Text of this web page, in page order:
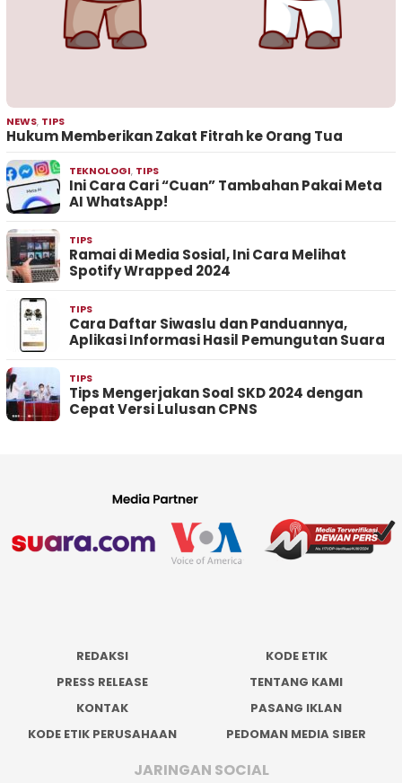
NEWS, TIPS
Hukum Memberikan Zakat Fitrah ke Orang Tua
TEKNOLOGI, TIPS
Ini Cara Cari “Cuan” Tambahan Pakai Meta
AI WhatsApp!
TIPS
Ramai di Media Sosial, Ini Cara Melihat
Spotify Wrapped 2024
TIPS
Cara Daftar Siwaslu dan Panduannya,
Aplikasi Informasi Hasil Pemungutan Suara
TIPS
Tips Mengerjakan Soal SKD 2024 dengan
Cepat Versi Lulusan CPNS
REDAKSI
KODE ETIK
PRESS RELEASE
TENTANG KAMI
KONTAK
PASANG IKLAN
KODE ETIK PERUSAHAAN
PEDOMAN MEDIA SIBER
JARINGAN SOCIAL